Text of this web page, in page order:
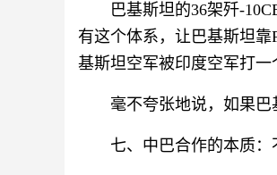
巴基斯坦的36架歼-
有这个体系，让巴基斯坦
基斯坦空军被印度空军打一
毫不夸张地说，如果巴
七、中巴合作的本质